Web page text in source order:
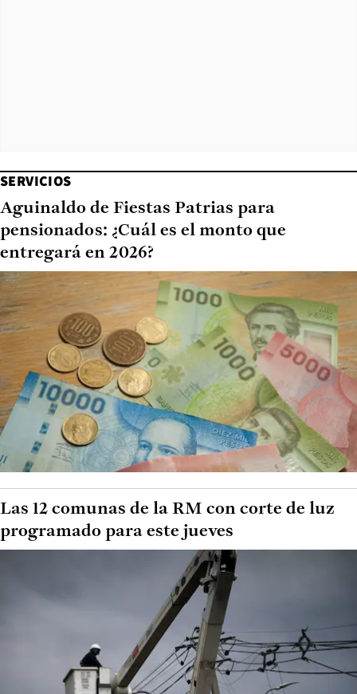
SERVICIOS
Aguinaldo de Fiestas Patrias para
pensionados: ¿Cuál es el monto que
entregará en 2026?
Las 12 comunas de la RM con corte de luz
programado para este jueves